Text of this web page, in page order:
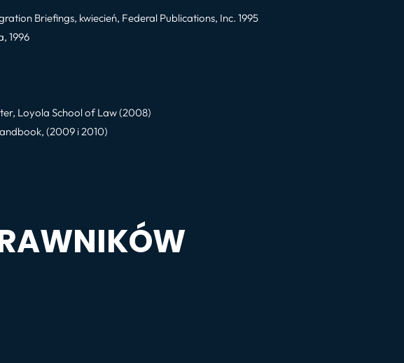
Briefings, kwiecień, Federal Publications, Inc. 1995
1996
Loyola School of Law (2008)
(2009 i 2010)